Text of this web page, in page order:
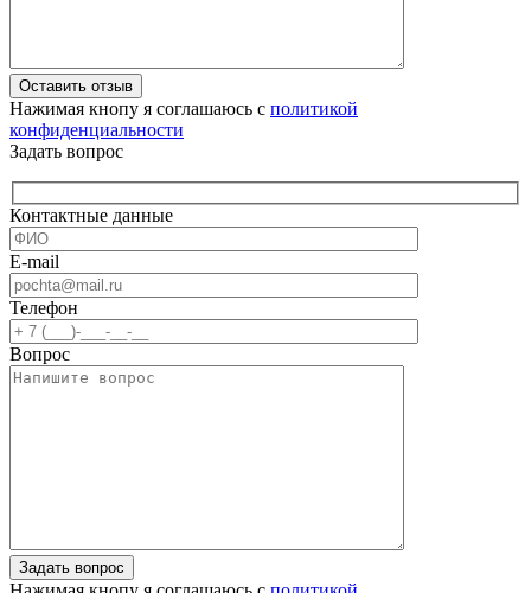
Оставить отзыв
Нажимая кнопу я соглашаюсь с политикой
конфиденциальности
Задать вопрос
Контактные данные
E-mail
Телефон
Вопрос
Задать вопрос